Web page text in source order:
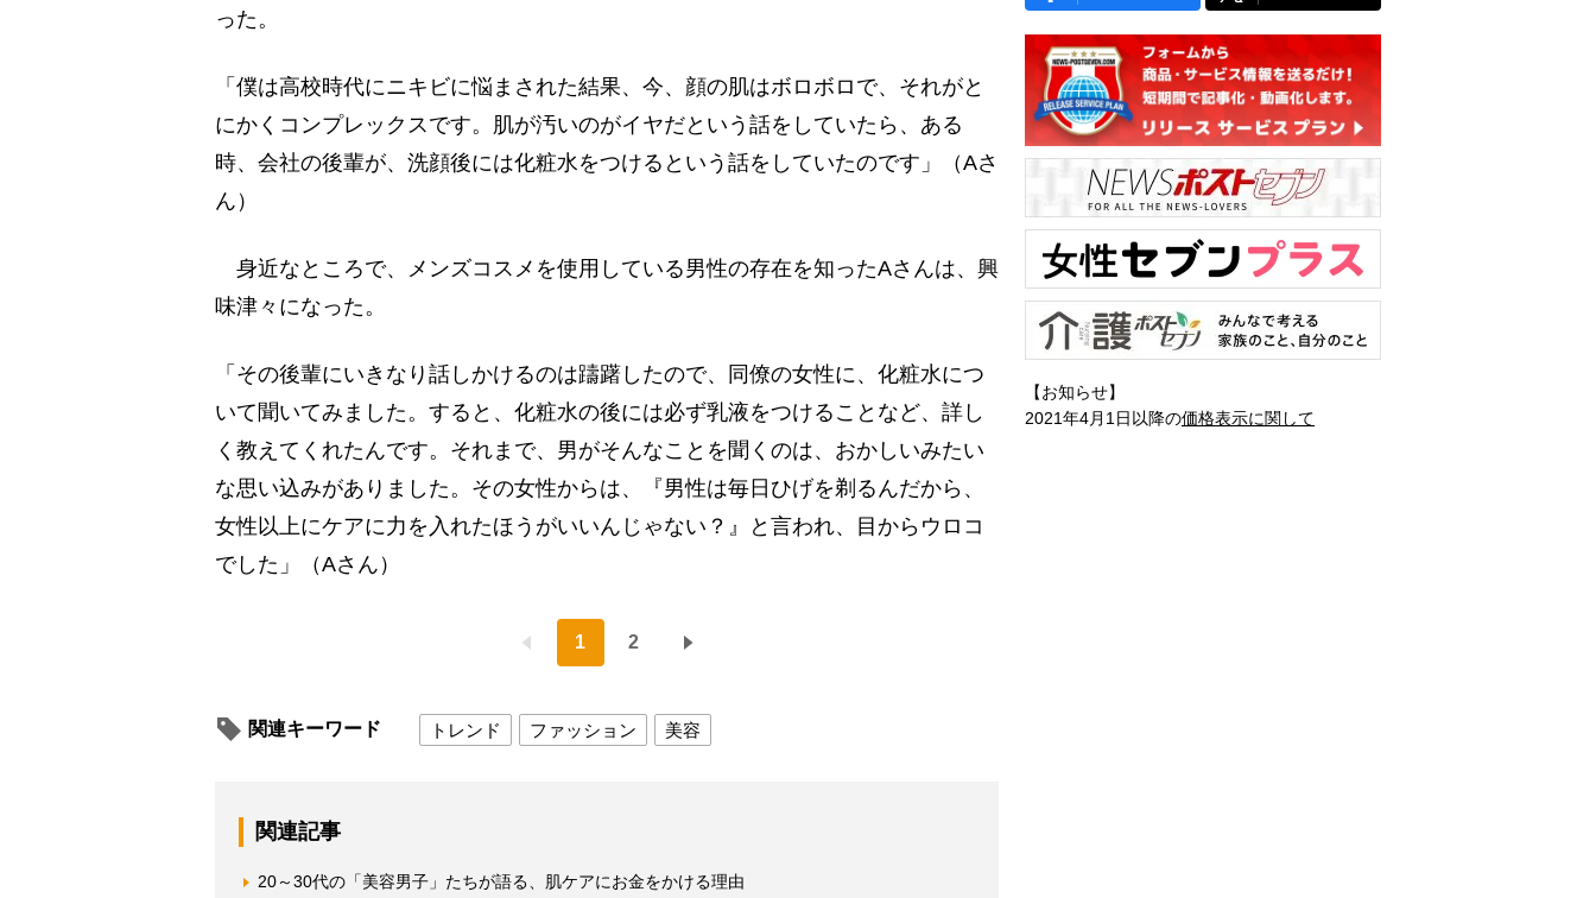
った。
「僕は高校時代にニキビに悩まされた結果、今、顔の肌はボロボロで、それがと
にかくコンプレックスです。肌が汚いのがイヤだという話をしていたら、ある
時、会社の後輩が、洗顔後には化粧水をつけるという話をしていたのです」（Aさ
ん）
身近なところで、メンズコスメを使用している男性の存在を知ったAさんは、興
味津々になった。
「その後輩にいきなり話しかけるのは躊躇したので、同僚の女性に、化粧水につ
いて聞いてみました。すると、化粧水の後には必ず乳液をつけることなど、詳し
く教えてくれたんです。それまで、男がそんなことを聞くのは、おかしいみたい
な思い込みがありました。その女性からは、『男性は毎日ひげを剃るんだから、
女性以上にケアに力を入れたほうがいいんじゃない？』と言われ、目からウロコ
でした」（Aさん）
1 2
関連キーワード トレンド ファッション 美容
関連記事
20～30代の「美容男子」たちが語る、肌ケアにお金をかける理由
【お知らせ】
2021年4月1日以降の価格表示に関して